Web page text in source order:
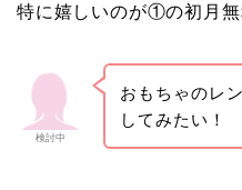
特に嬉しいのが①の初月無
検討中
おもちゃのレ
してみたい！